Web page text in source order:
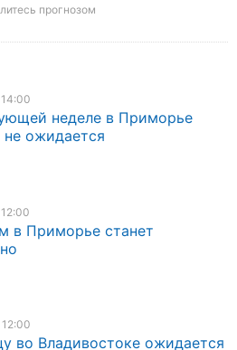
прогнозом
неделе в Приморье
не ожидается
в Приморье станет
во Владивостоке ожидается